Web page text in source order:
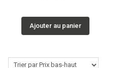
Ajouter au panier